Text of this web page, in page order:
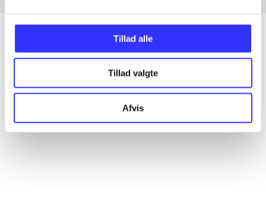
Tillad alle
Tillad valgte
Afvis
Alle registrerede artikler fordelt på udgivelser
...